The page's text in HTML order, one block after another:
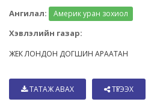
Ангилал:
Америк уран зохиол
Хэвлэлийн газар:
ЖЕК ЛОНДОН ДОГШИН АРААТАН
ТАТАЖ АВАХ ТҮГЭЭХ